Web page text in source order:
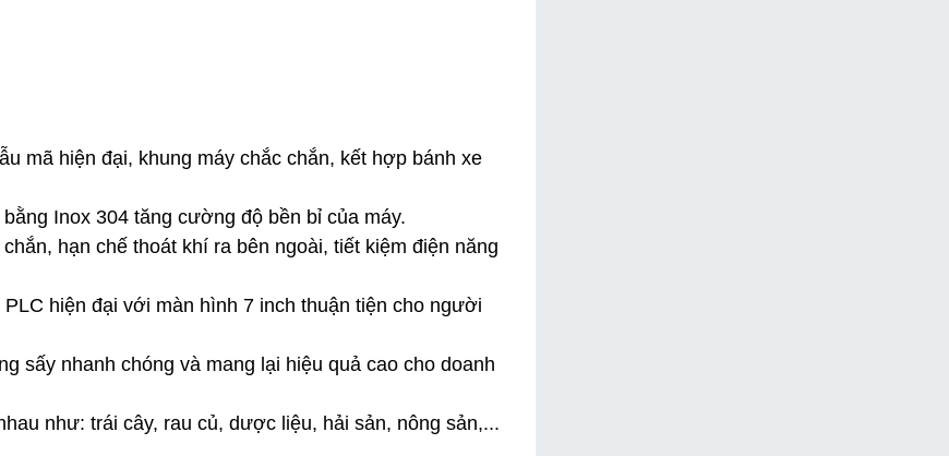
mã hiện đại, khung máy chắc chắn, kết hợp bánh xe
Inox 304 tăng cường độ bền bỉ của máy.
hạn chế thoát khí ra bên ngoài, tiết kiệm điện năng
hiện đại với màn hình 7 inch thuận tiện cho người
sấy nhanh chóng và mang lại hiệu quả cao cho doanh
như: trái cây, rau củ, dược liệu, hải sản, nông sản,...